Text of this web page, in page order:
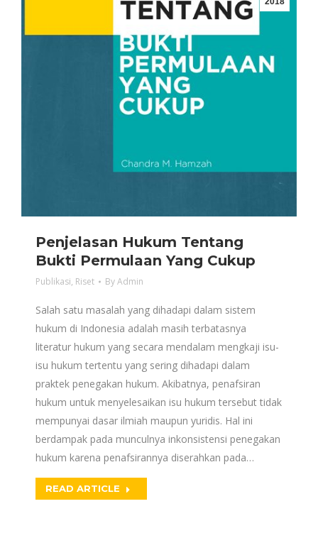
Penjelasan Hukum Tentang
Bukti Permulaan Yang Cukup
Publikasi, Riset ByAdmin
Salah satu masalah yang dihadapi dalam sistem
hukum di Indonesia adalah masih terbatasnya
literatur hukum yang secara mendalam mengkaji isu-
isu hukum tertentu yang sering dihadapi dalam
praktek penegakan hukum. Akibatnya, penafsiran
hukum untuk menyelesaikan isu hukum tersebut tidak
mempunyai dasar ilmiah maupun yuridis. Hal ini
berdampak pada munculnya inkonsistensi penegakan
hukum karena penafsirannya diserahkan pada…
READ ARTICLE